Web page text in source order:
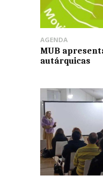
AGENDA
MUB
autárquicas